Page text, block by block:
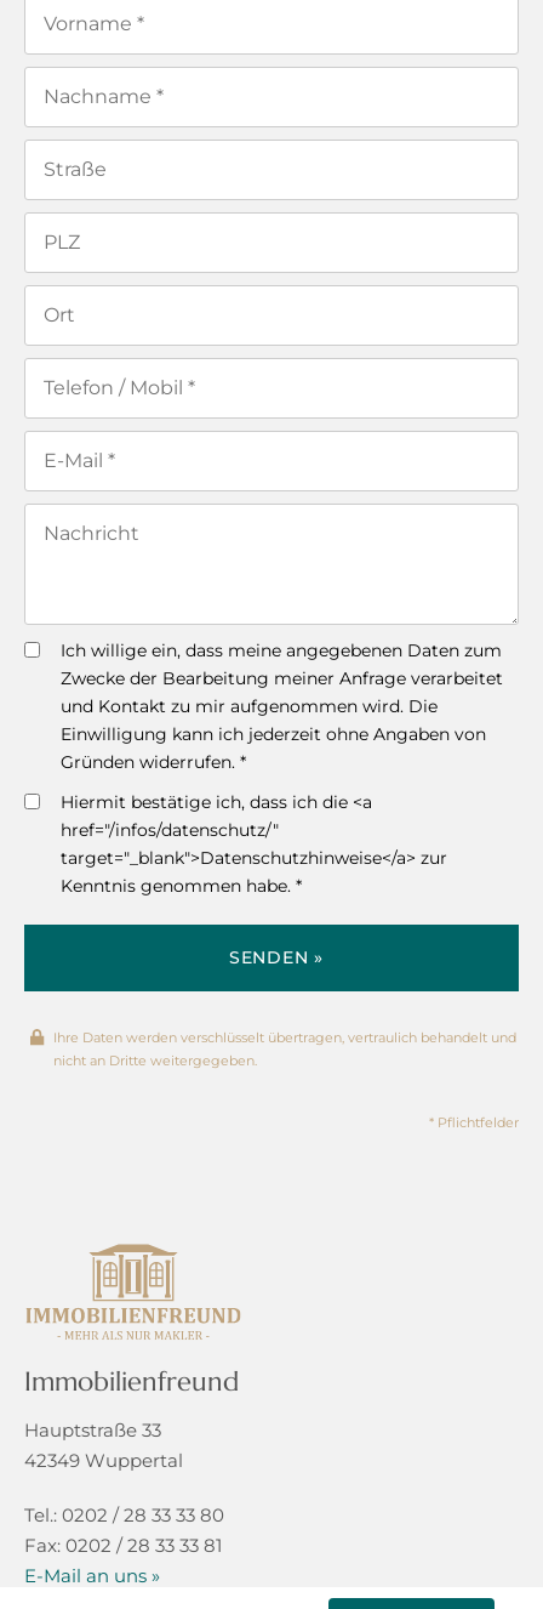
Ich willige ein, dass meine angegebenen Daten zum
Zwecke der Bearbeitung meiner Anfrage verarbeitet
und Kontakt zu mir aufgenommen wird. Die
Einwilligung kann ich jederzeit ohne Angaben von
Gründen widerrufen. *
Hiermit bestätige ich, dass ich die <a
href="/infos/datenschutz/"
target="_blank">Datenschutzhinweise</a> zur
Kenntnis genommen habe. *
SENDEN »
Ihre Daten werden verschlüsselt übertragen, vertraulich behandelt und
nicht an Dritte weitergegeben.
* Pflichtfelder
Immobilienfreund
Hauptstraße 33
42349 Wuppertal
Tel.: 0202 / 28 33 33 80
Fax: 0202 / 28 33 33 81
E-Mail an uns »